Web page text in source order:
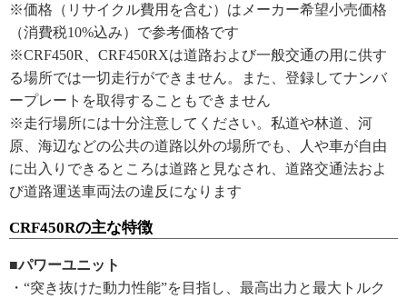
※価格（リサイクル費用を含む）はメーカー希望小売価格
（消費税10%込み）で参考価格です
※CRF450R、CRF450RXは道路および一般交通の用に供す
る場所では一切走行ができません。また、登録してナンバ
ープレートを取得することもできません
※走行場所には十分注意してください。私道や林道、河
原、海辺などの公共の道路以外の場所でも、人や車が自由
に出入りできるところは道路と見なされ、道路交通法およ
び道路運送車両法の違反になります
CRF450Rの主な特徴
■パワーユニット
・“突き抜けた動力性能”を目指し、最高出力と最大トルク